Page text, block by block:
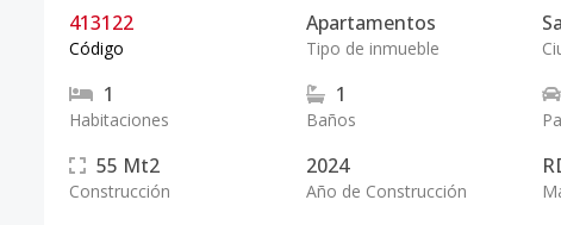
413122
Código
Apartamentos
Tipo de inmueble
1
Habitaciones
1
Baños
55 Mt2
Construcción
2024
Año de Construcción